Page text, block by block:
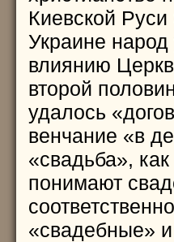
Киевской
Украине
влиянию
второй
удалось
венчание «в
«свадьба»,
понимают
«свадебные»